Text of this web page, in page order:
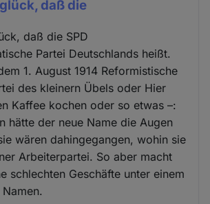
daß die
daß die SPD
Partei Deutschlands heißt.
1. August 1914 Reformistische
des kleinern Übels oder Hier
Kaffee kochen oder so etwas –:
hätte der neue Name die Augen
wären dahingegangen, wohin sie
Arbeiterpartei. So aber macht
schlechten Geschäfte unter einem